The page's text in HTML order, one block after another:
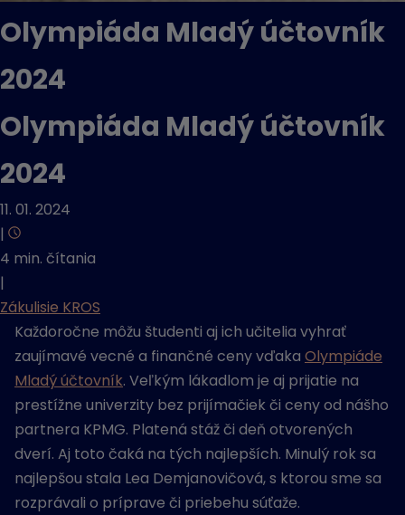
Olympiáda Mladý účtovník
2024
Olympiáda Mladý účtovník
2024
11. 01. 2024
|
4 min. čítania
|
Zákulisie KROS
Každoročne môžu študenti aj ich učitelia vyhrať
zaujímavé vecné a finančné ceny vďaka Olympiáde
Mladý účtovník. Veľkým lákadlom je aj prijatie na
prestížne univerzity bez prijímačiek či ceny od nášho
partnera KPMG. Platená stáž či deň otvorených
dverí. Aj toto čaká na tých najlepších. Minulý rok sa
najlepšou stala Lea Demjanovičová, s ktorou sme sa
rozprávali o príprave či priebehu súťaže.